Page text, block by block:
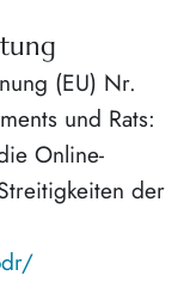
(EU) Nr.
und Rats:
Online-
der